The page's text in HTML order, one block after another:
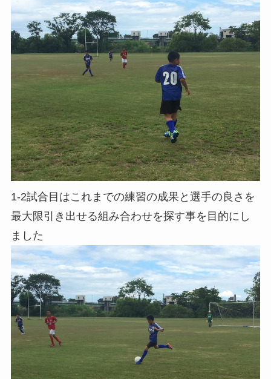
1-2試合目はこれまでの練習の成果と選手の良さを
最大限引き出せる組み合わせを探す事を目的にし
ました